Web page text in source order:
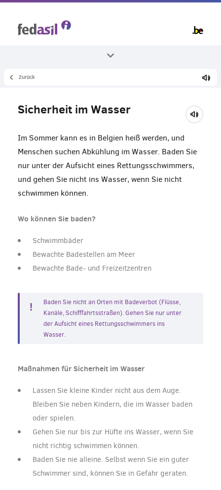
Alle Themenbereiche
Umwelt
Zurück
Sicherheit im Wasser
Im Sommer kann es in Belgien heiß werden, und
Menschen suchen Abkühlung im Wasser. Baden Sie
nur unter der Aufsicht eines Rettungsschwimmers,
und gehen Sie nicht ins Wasser, wenn Sie nicht
schwimmen können.
Wo können Sie baden?
Schwimmbäder
Bewachte Badestellen am Meer
Bewachte Bade- und Freizeitzentren
Baden Sie nicht an Orten mit Badeverbot (Flüsse,
Kanäle, Schifffahrtsstraßen). Gehen Sie nur unter
der Aufsicht eines Rettungsschwimmers ins
Wasser.
Maßnahmen für Sicherheit im Wasser
Lassen Sie kleine Kinder nicht aus dem Auge.
Bleiben Sie neben Kindern, die im Wasser baden
oder spielen.
Gehen Sie nur bis zur Hüfte ins Wasser, wenn Sie
nicht richtig schwimmen können.
Baden Sie nie alleine. Selbst wenn Sie ein guter
Schwimmer sind, können Sie in Gefahr geraten.